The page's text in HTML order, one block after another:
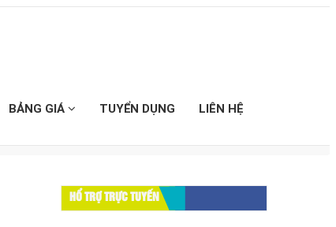
BẢNG GIÁ TUYỂN DỤNG LIÊN HỆ
HỔ TRỢ TRỰC TUYẾN